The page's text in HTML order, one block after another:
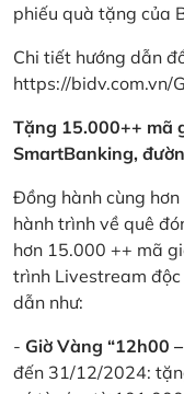
phiếu quà tặng của
Chi tiết hướng dẫn
https://bidv.com.vn/
Tặng 15.000++ mã
SmartBanking,
Đồng hành cùng
hành trình về quê
hơn 15.000 ++ mã
trình Livestream
dẫn như:
- Giờ Vàng “12h00
đến 31/12/2024: